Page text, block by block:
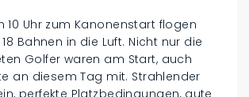
10 Uhr zum Kanonenstart flogen
Bahnen in die Luft. Nicht nur die
Golfer waren am Start, auch
an diesem Tag mit. Strahlender
perfekte Platzbedingungen, gute